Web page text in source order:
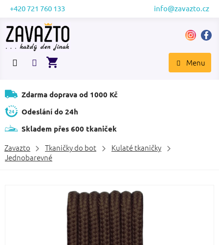
Přejít
obsah
+420 721 760 133 info@zavazto.cz
NÁKUPNÍ
Zdarma doprava od 1000 Kč
Odeslání do 24h
Skladem přes 600 tkaniček
Zavazto Tkaničky do bot
Kulaté tkaničky
Jednobarevné